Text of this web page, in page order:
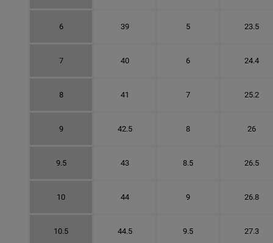
6 39 5 23.5
7 40 6 24.4
8 41 7 25.2
9 42.5 8 26
9.5 43 8.5 26.5
10 44 9 26.8
10.5 44.5 9.5 27.3